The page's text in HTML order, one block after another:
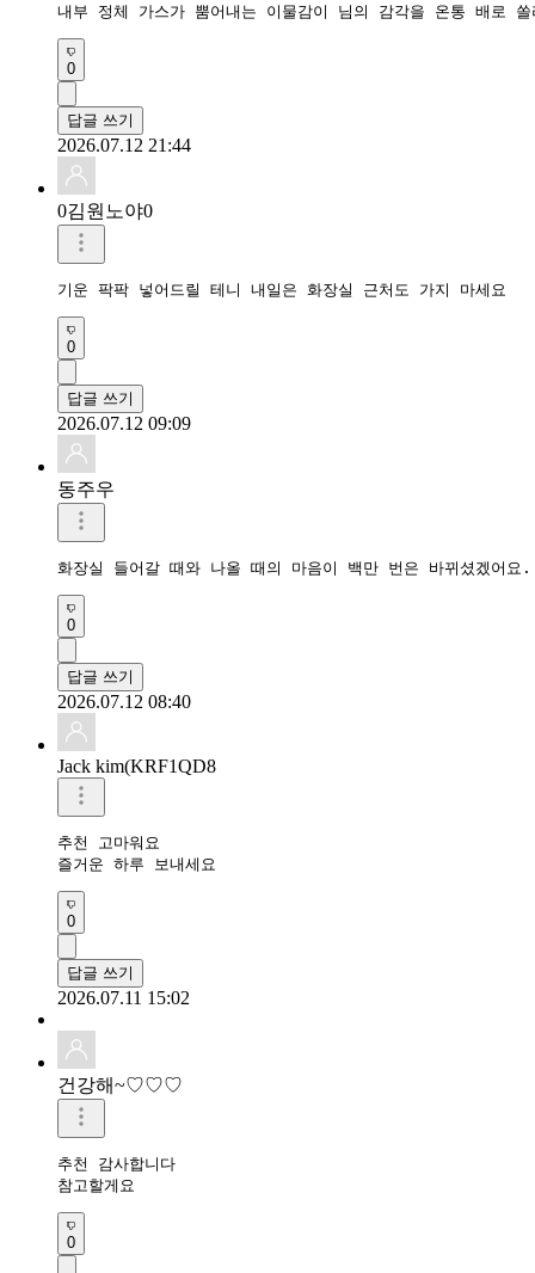
내부 정체 가스가 뿜어내는 이물감이 님의 감각을 온통 배로
0
답글 쓰기
2026.07.12 21:44
0김원노야0
기운 팍팍 넣어드릴 테니 내일은 화장실 근처도 가지 마세요
0
답글 쓰기
2026.07.12 09:09
동주우
화장실 들어갈 때와 나올 때의 마음이 백만 번은 바뀌셨겠어요.
0
답글 쓰기
2026.07.12 08:40
Jack kim(KRF1QD8
추천 고마워요
즐거운 하루 보내세요
0
답글 쓰기
2026.07.11 15:02
건강해~♡♡♡
추천 감사합니다
참고할게요
0